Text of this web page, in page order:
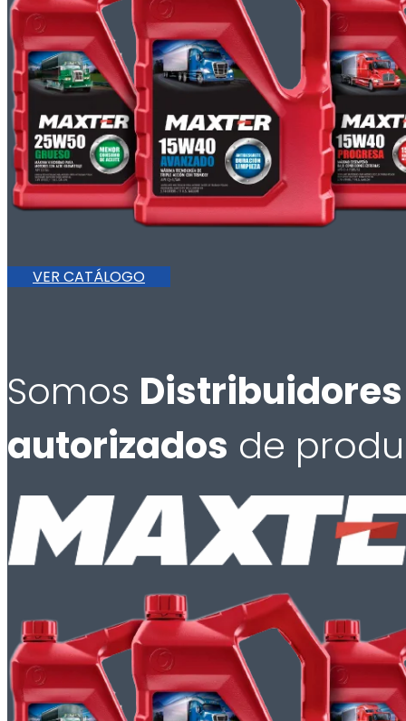
VER CATÁLOGO
Somos Distribuidores
autorizados de